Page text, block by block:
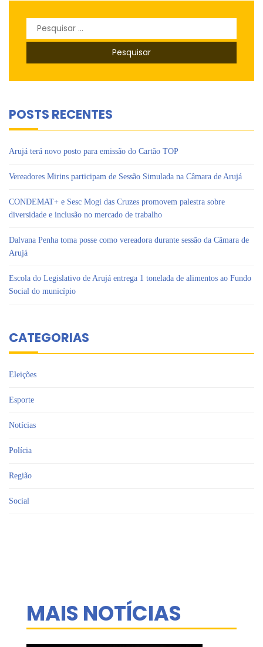
Pesquisar
por:
POSTS RECENTES
Arujá terá novo posto para emissão do Cartão TOP
Vereadores Mirins participam de Sessão Simulada na Câmara de Arujá
CONDEMAT+ e Sesc Mogi das Cruzes promovem palestra sobre
diversidade e inclusão no mercado de trabalho
Dalvana Penha toma posse como vereadora durante sessão da Câmara de
Arujá
Escola do Legislativo de Arujá entrega 1 tonelada de alimentos ao Fundo
Social do município
CATEGORIAS
Eleições
Esporte
Notícias
Polícia
Região
Social
MAIS NOTÍCIAS